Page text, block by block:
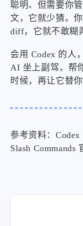
聪明、但需要你
文，它就少猜。
diff，它就不敢糊
会用 Codex 的人
AI 坐上副驾，帮
时候，再让它替你
参考资料：
Slash Commands